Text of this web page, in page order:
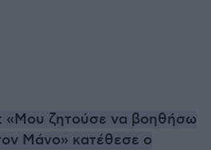
«Μου ζητούσε να βοηθήσω
Μάνο» κατέθεσε ο